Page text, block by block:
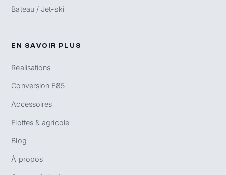
Bateau / Jet-ski
EN SAVOIR PLUS
Réalisations
Conversion E85
Accessoires
Flottes & agricole
Blog
À propos